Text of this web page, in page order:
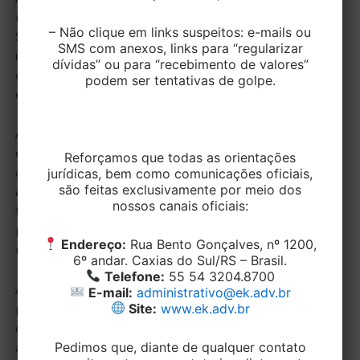
requisito obrigatório para financiar um imóvel pelo
SFH, e tem por intuito a proteção da família e do
imóvel, integrando a política nacional de habitação,
destinada a facilitar a aquisição da casa própria,
especialmente para as classes de menor renda.
Ainda, afirmou que “a integridade estrutural do imóvel
é condição essencial para que o bem se mostre apto
a acautelar o financiamento e, por conseguinte,
assegure a continuidade da política habitacional”,
tendo, portanto, cunho social, visto que obrigatório
para a constituição do financiamento sobre as
normas do SFH.
Assim, tendo como parâmetros a boa-fé objetiva e a
proteção contratual do consumidor, restou decidido
que “os vícios estruturais de construção estão
acobertados pelo seguro habitacional, cujos efeitos
– Não clique em links suspeitos: e-mails ou
SMS com anexos, links para “regularizar
dívidas” ou para “recebimento de valores”
podem ser tentativas de golpe.
Reforçamos que todas as orientações
jurídicas, bem como comunicações oficiais,
são feitas exclusivamente por meio dos
nossos canais oficiais:
Endereço: Rua Bento Gonçalves, nº 1200,
6º andar. Caxias do Sul/RS – Brasil.
Telefone: 55 54 3204.8700
E-mail: administrativo@ek.adv.br
Site: www.ek.adv.br
Pedimos que, diante de qualquer contato